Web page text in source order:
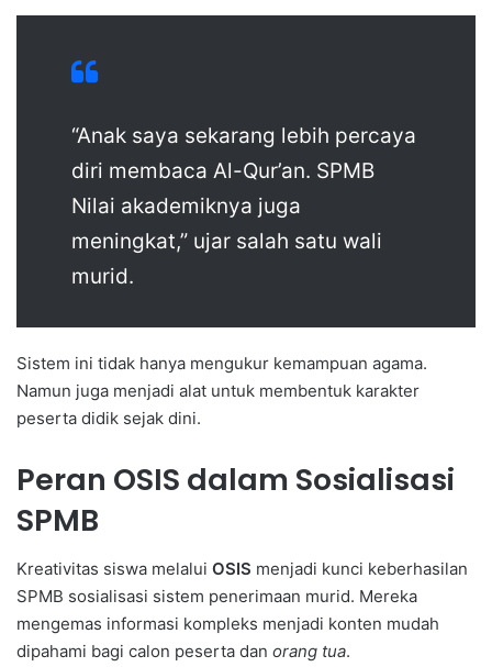
“Anak saya sekarang lebih percaya
diri membaca Al-Qur’an. SPMB
Nilai akademiknya juga
meningkat,” ujar salah satu wali
murid.
Sistem ini tidak hanya mengukur kemampuan agama.
Namun juga menjadi alat untuk membentuk karakter
peserta didik sejak dini.
Peran OSIS dalam Sosialisasi
SPMB
Kreativitas siswa melalui OSIS menjadi kunci keberhasilan
SPMB sosialisasi sistem penerimaan murid. Mereka
mengemas informasi kompleks menjadi konten mudah
dipahami bagi calon peserta dan orang tua.